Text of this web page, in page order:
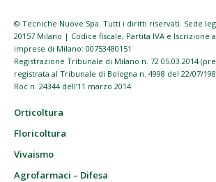
© Tecniche Nuove Spa. Tutti i diritti riservati. Sede
20157 Milano | Codice fiscale, Partita IVA e Iscrizione
imprese di Milano: 00753480151
Registrazione Tribunale di Milano n. 72 05.03.2014
registrata al Tribunale di Bologna n. 4998 del 22/07/
Roc n. 24344 dell’11 marzo 2014
Orticoltura
Floricoltura
Vivaismo
Agrofarmaci – Difesa